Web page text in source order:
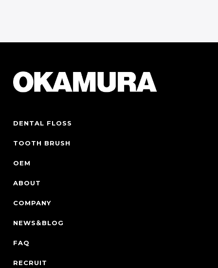
DENTAL FLOSS
TOOTH BRUSH
OEM
ABOUT
COMPANY
NEWS＆BLOG
FAQ
RECRUIT